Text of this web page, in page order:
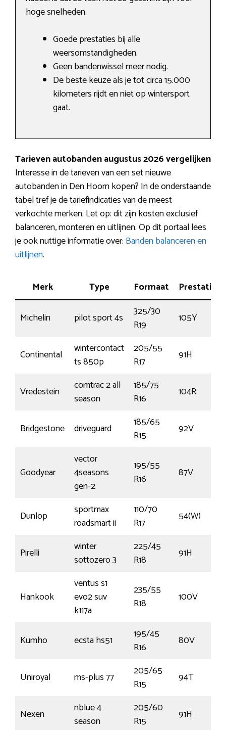
hoge snelheden.
Goede prestaties bij alle
weersomstandigheden.
Geen bandenwissel meer nodig.
De beste keuze als je tot circa 15.000
kilometers rijdt en niet op wintersport
gaat.
Tarieven autobanden augustus 2026 vergelijken
Interesse in de tarieven van een set nieuwe
autobanden in Den Hoorn kopen? In de onderstaande
tabel tref je de tariefindicaties van de meest
verkochte merken. Let op: dit zijn kosten exclusief
balanceren, monteren en uitlijnen. Op dit portaal lees
je ook nuttige informatie over: Banden balanceren en
uitlijnen.
Merk Type Formaat Prestatie
Michelin pilot sport 4s
325/30
R19
105Y
Continental
wintercontact
ts 850p
205/55
R17
91H
Vredestein
comtrac 2 all
season
185/75
R16
104R
Bridgestone driveguard
185/65
R15
92V
Goodyear
vector
4seasons
gen-2
195/55
R16
87V
Dunlop
sportmax
roadsmart ii
110/70
R17
54(W)
Pirelli
winter
sottozero 3
225/45
R18
91H
Hankook
ventus s1
evo2 suv
k117a
235/55
R18
100V
Kumho ecsta hs51
195/45
R16
80V
Uniroyal ms-plus 77
205/65
R15
94T
Nexen
nblue 4
season
205/60
R15
91H